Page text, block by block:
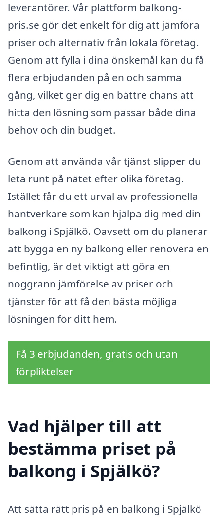
leverantörer. Vår plattform balkong-
pris.se gör det enkelt för dig att jämföra
priser och alternativ från lokala företag.
Genom att fylla i dina önskemål kan du få
flera erbjudanden på en och samma
gång, vilket ger dig en bättre chans att
hitta den lösning som passar både dina
behov och din budget.
Genom att använda vår tjänst slipper du
leta runt på nätet efter olika företag.
Istället får du ett urval av professionella
hantverkare som kan hjälpa dig med din
balkong i Spjälkö. Oavsett om du planerar
att bygga en ny balkong eller renovera en
befintlig, är det viktigt att göra en
noggrann jämförelse av priser och
tjänster för att få den bästa möjliga
lösningen för ditt hem.
Få 3 erbjudanden, gratis och utan
förpliktelser
Vad hjälper till att
bestämma priset på
balkong i Spjälkö?
Att sätta rätt pris på en balkong i Spjälkö